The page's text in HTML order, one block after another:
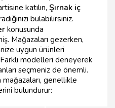
katılın, Şırnak iç
bulabilirsiniz.
konusunda
Mağazaları gezerken,
uygun ürünleri
Farklı modelleri deneyerek
seçmeniz de önemli.
genellikle
bulundurur: